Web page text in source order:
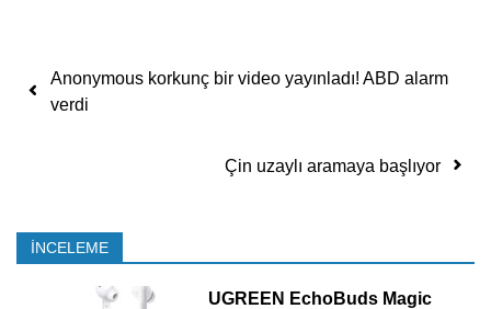
Yazı dolaşımı
Anonymous korkunç bir video yayınladı! ABD alarm
verdi
Çin uzaylı aramaya başlıyor
İNCELEME
UGREEN EchoBuds Magic